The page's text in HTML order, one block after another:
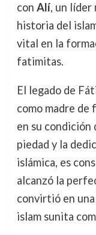
con Alí, un líder
historia del
vital en la
fatimitas.
El legado de
como madre de
en su condición
piedad y la
islámica, es
alcanzó la
convirtió en
islam sunita